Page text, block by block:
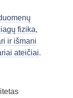
fizika,
ir išmani
ateičiai.